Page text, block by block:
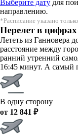
Выберите дату для
направлению.
*Расписание указано
Перелет в цифрах
Лететь из Ганновера
расстояние между
ранний утренний
16:45 минут. А самый
В одну сторону
от 12 841 ₽